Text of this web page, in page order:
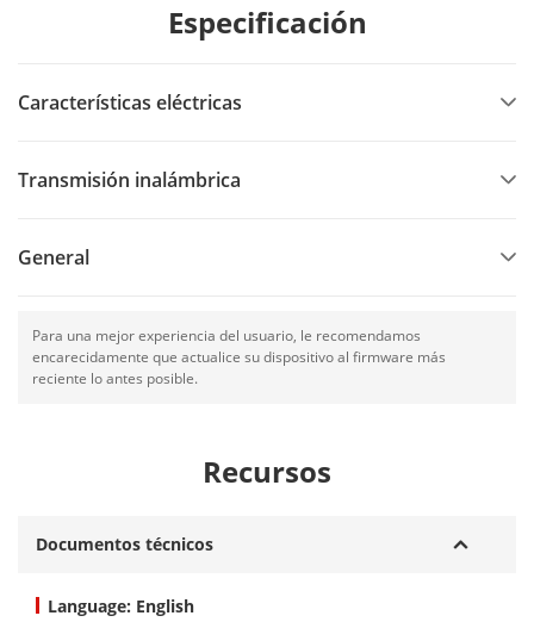
Salto de frecuencia contra atascamiento para una
Especificación
Características eléctricas
Transmisión inalámbrica
General
Para una mejor experiencia del usuario, le recomendamos
encarecidamente que actualice su dispositivo al firmware más
reciente lo antes posible.
Recursos
Documentos técnicos
Language: English